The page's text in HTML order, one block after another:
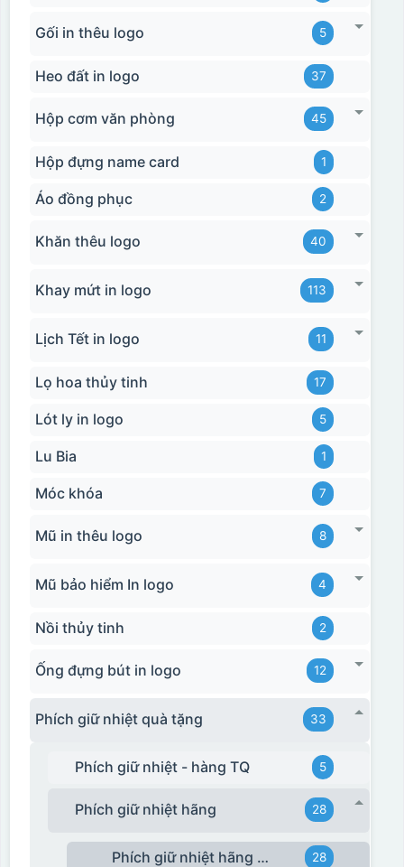
Gối in thêu logo 5
Heo đất in logo 37
Hộp cơm văn phòng 45
Hộp đựng name card 1
Áo đồng phục 2
Khăn thêu logo 40
Khay mứt in logo 113
Lịch Tết in logo 11
Lọ hoa thủy tinh 17
Lót ly in logo 5
Lu Bia 1
Móc khóa 7
Mũ in thêu logo 8
Mũ bảo hiểm In logo 4
Nồi thủy tinh 2
Ống đựng bút in logo 12
Phích giữ nhiệt quà tặng 33
Phích giữ nhiệt - hàng TQ 5
Phích giữ nhiệt hãng 28
Phích giữ nhiệt hãng Rạng Đông 28